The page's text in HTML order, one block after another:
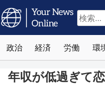
検
索:
政治 経済 労働 環
年収が低過ぎて